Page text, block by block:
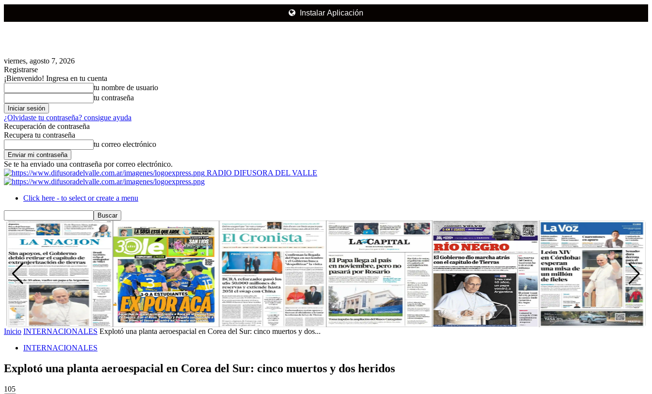
Instalar Aplicación
viernes, agosto 7, 2026
Registrarse
¡Bienvenido! Ingresa en tu cuenta
tu nombre de usuario
tu contraseña
¿Olvidaste tu contraseña? consigue ayuda
Recuperación de contraseña
Recupera tu contraseña
tu correo electrónico
Se te ha enviado una contraseña por correo electrónico.
RADIO DIFUSORA DEL VALLE
Click here - to select or create a menu
Inicio INTERNACIONALES Explotó una planta aeroespacial en Corea del Sur: cinco muertos y dos...
INTERNACIONALES
Explotó una planta aeroespacial en Corea del Sur: cinco muertos y dos heridos
105